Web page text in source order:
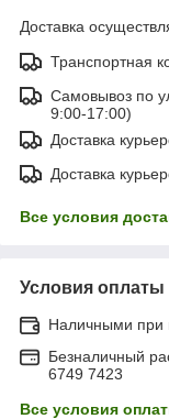
Доставка
Транспортная
Самовывоз по
9:00-17:00)
Доставка
Доставка
Все условия
Условия оплаты
Наличными при
Безналичный
6749 7423
Все условия